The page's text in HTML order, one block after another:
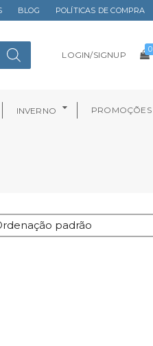
BLOG POLÍTICAS DE COMPRA
LOGIN/SIGNUP
0
INVERNO PROMOÇÕES